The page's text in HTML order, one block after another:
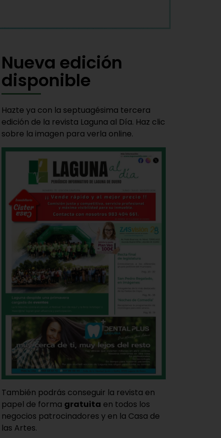
Nueva edición
disponible
Hazte ya con la septuagésima tercera
edición de la revista Laguna al Día. Haz clic
sobre la imagen para verla online.
También podrás conseguir la revista en
papel de forma gratuita en todos los
negocios patrocinadores y en la Casa de
las Artes.